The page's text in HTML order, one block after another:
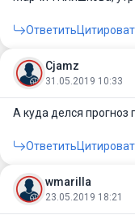
Ответить
Cjamz
31.05.2019 10:33
А куда делся прогноз
Ответить
wmarilla
23.05.2019 18:21